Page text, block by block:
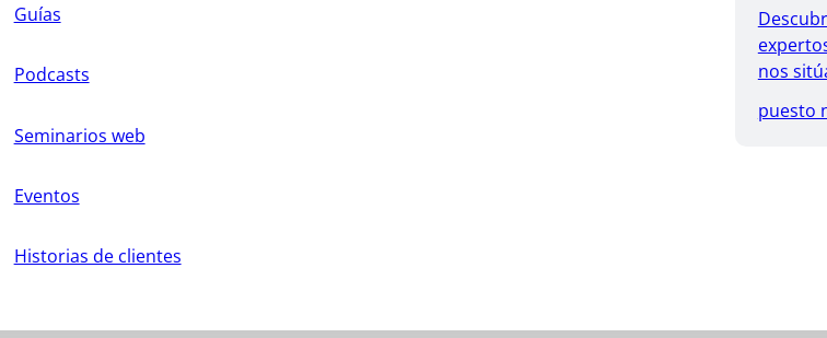
Guías
Podcasts
Seminarios web
Eventos
Historias de clientes
nos
puesto